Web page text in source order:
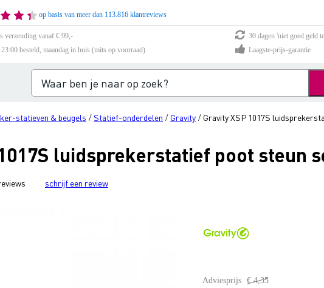
op basis van meer dan 113.816 klantreviews
verzending vanaf € 99,-
30 dagen 'niet goed geld
besteld, maandag in huis (mits op voorraad)
Laagste-prijs-garantie
statieven & beugels /Statief-onderdelen / Gravity / Gravity XSP 1017S
luidsprekerstatief poot steun
schrijf een review
Adviesprijs € 4,35